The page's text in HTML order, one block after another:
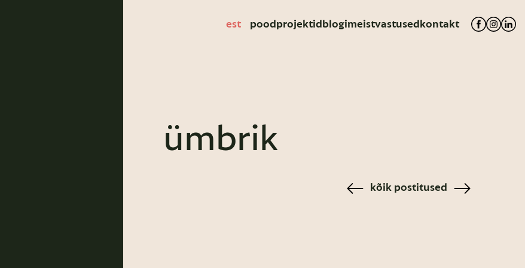
est poodprojektidblogimeistvastusedkontakt
ümbrik
kõik postitused